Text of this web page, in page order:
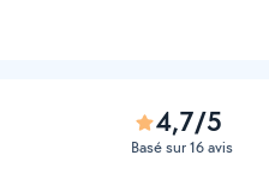
4,7/5
Basé sur 16 avis